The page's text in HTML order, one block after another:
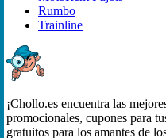
Rumbo
Trainline
¡Chollo.es encuentra las
promocionales, cupones para
gratuitos para los amantes de